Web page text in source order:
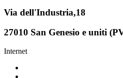
Via dell'Industria,18
27010 San Genesio e uniti
Internet